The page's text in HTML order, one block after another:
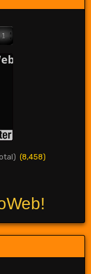
(8,458)